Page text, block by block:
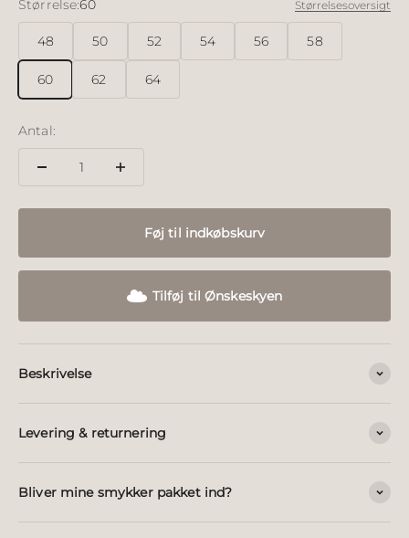
Størrelse:60 Størrelsesoversigt
48 50 52 54 56 58
60 62 64
Antal:
Føj til indkøbskurv
Tilføj til Ønskeskyen
Beskrivelse
Levering & returnering
Bliver mine smykker pakket ind?